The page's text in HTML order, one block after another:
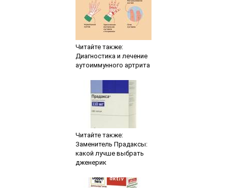
Читайте также:
Диагностика и лечение
аутоиммунного артрита
Читайте также:
Заменитель Прадаксы:
какой лучше выбрать
дженерик